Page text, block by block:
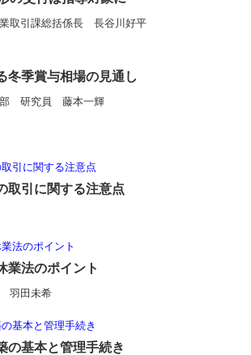
取引課総括係長 長谷川好平
冬季賞与相場の見通し
部 研究員 藤本一輝
取引に関する注意点
業法のポイント
羽田未希
の基本と管理手続き